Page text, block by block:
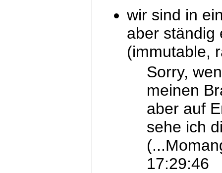
wir sind in
aber ständig
(immutable,
Sorry,
meinen
aber auf
sehe ich
17:29:46